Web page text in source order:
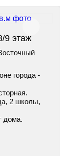
9 этаж
города -
2 школы,
дома.